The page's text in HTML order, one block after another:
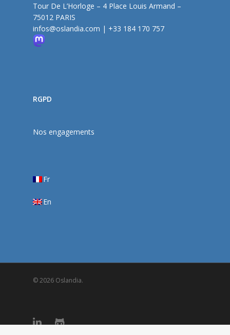
Tour De L’Horloge – 4 Place Louis Armand –
75012 PARIS
infos@oslandia.com | +33 184 170 757
RGPD
Nos engagements
Fr
En
© 2026 Oslandia.